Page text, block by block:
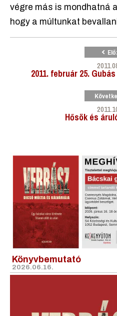
végre más is mondhatná
hogy a múltunkat
2011. február 25.
Hősök és
Könyvbemutató
2026.06.16.